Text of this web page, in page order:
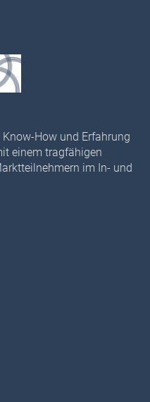
How und Erfahrung
einem tragfähigen
im In- und